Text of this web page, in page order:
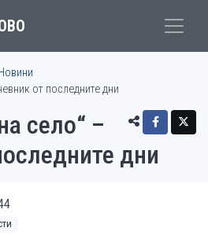
от последните дни
село“ –
дни